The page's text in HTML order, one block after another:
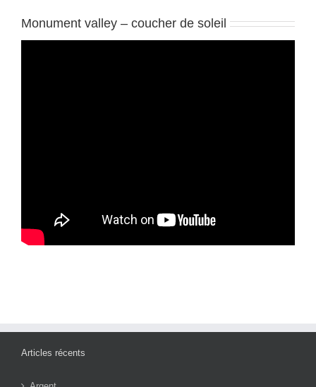
Monument valley – coucher de soleil
Articles récents